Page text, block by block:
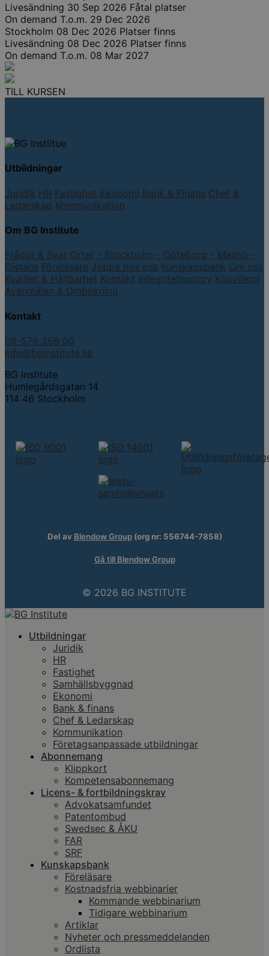
Livesändning 30 Sep 2026 Fåtal platser
On demand T.o.m. 29 Dec 2026
Stockholm 08 Dec 2026 Platser finns
Livesändning 08 Dec 2026 Platser finns
On demand T.o.m. 08 Mar 2027
TILL KURSEN
Utbildningar
Juridik HR Fastighet Ekonomi Bank & Finans Chef &
Ledarskap Kommunikation
Om BG Institute
Frågor & Svar Orter - Stockholm - Göteborg - Malmö -
Distans Föreläsare Jobba hos oss Kunskapsbank Om oss
Kvalitet & Hållbarhet Kontakt Integritetspolicy Köpvillkor
Avanmälan & Ombokning
Kontakt
08-579 366 00
info@bginstitute.se
BG Institute
Humlegårdsgatan 14
114 46 Stockholm
Del av Blendow Group(org nr: 556744-7858)
Gå till Blendow Group
© 2026 BG INSTITUTE
Utbildningar
Juridik
HR
Fastighet
Samhällsbyggnad
Ekonomi
Bank & finans
Chef & Ledarskap
Kommunikation
Företagsanpassade utbildningar
Abonnemang
Klippkort
Kompetensabonnemang
Licens- & fortbildningskrav
Advokatsamfundet
Patentombud
Swedsec & ÅKU
FAR
SRF
Kunskapsbank
Föreläsare
Kostnadsfria webbinarier
Kommande webbinarium
Tidigare webbinarium
Artiklar
Nyheter och pressmeddelanden
Ordlista